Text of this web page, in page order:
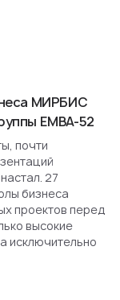
МИРБИС
EMBA-52
почти
27
бизнеса
проектов перед
высокие
исключительно